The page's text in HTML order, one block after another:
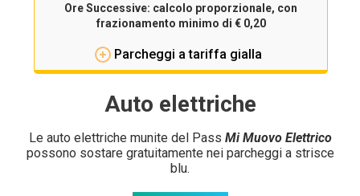
Ore Successive: calcolo proporzionale, con
frazionamento minimo di € 0,20
Parcheggi a tariffa gialla
Auto elettriche
Le auto elettriche munite del Pass Mi Muovo Elettrico
possono sostare gratuitamente nei parcheggi a strisce
blu.